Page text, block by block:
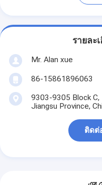
รายละ
Mr. Alan xue
86-15861896063
9303-9305 Block C,
Jiangsu Province,
ติดต่